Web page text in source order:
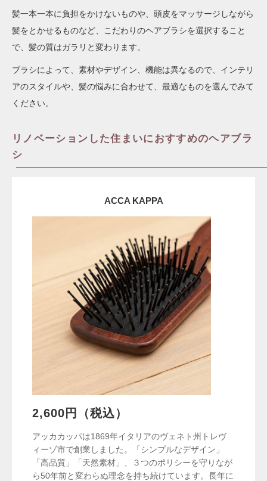
髪一本一本に負担をかけないものや、頭皮をマッサージしながら
髪をとかせるものなど、こだわりのヘアブラシを選択すること
で、髪の質はガラリと変わります。
ブラシによって、素材やデザイン、機能は異なるので、インテリ
アのスタイルや、髪の悩みに合わせて、最適なものを選んでみて
ください。
リノベーションした住まいにおすすめのヘアブラ
シ
ACCA KAPPA
2,600円（税込）
アッカカッパは1869年イタリアのヴェネト州トレヴ
ィーゾ市で創業しました。「シンプルなデザイン」
「高品質」「天然素材」、３つのポリシーを守りなが
ら50年前と変わらぬ理念を持ち続けています。長年に